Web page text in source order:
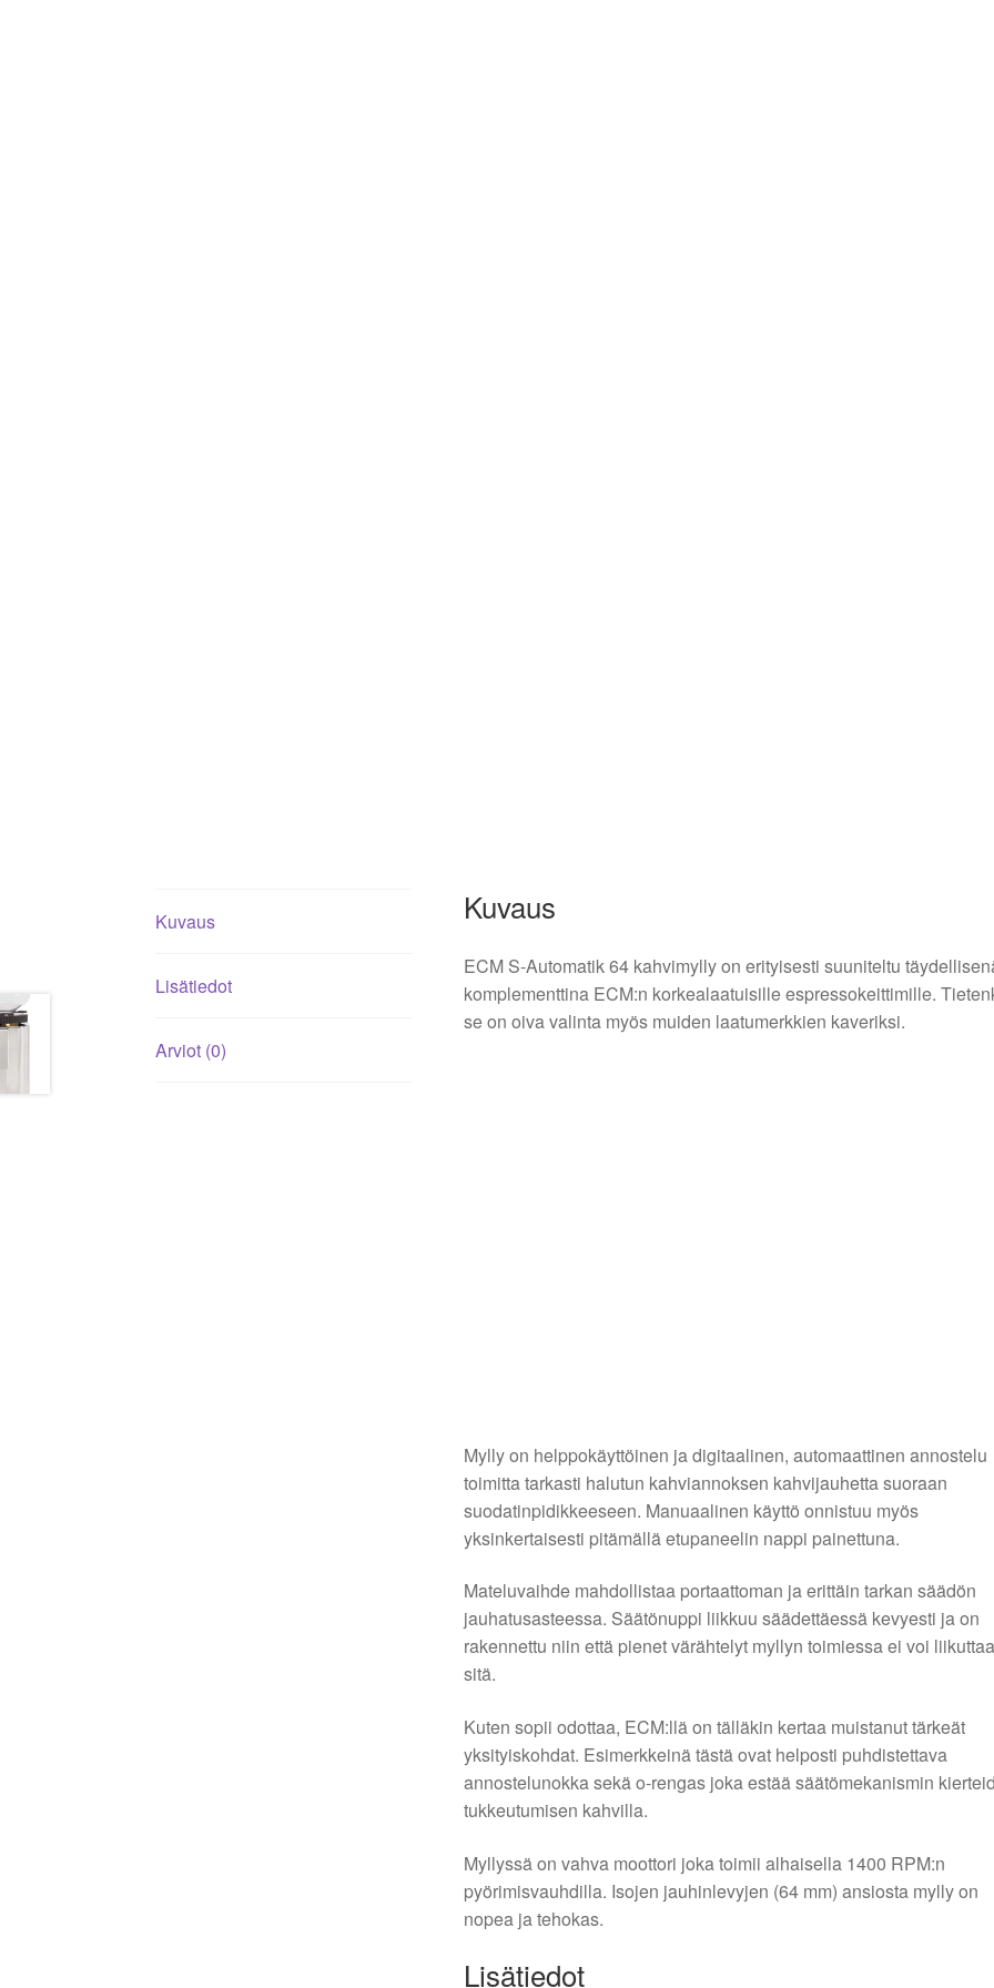
Kuvaus
Lisätiedot
Arviot (0)
Kuvaus
ECM S-Automatik 64 kahvimylly on erityisesti suuniteltu
komplementtina ECM:n korkealaatuisille espressokeittimille.
se on oiva valinta myös muiden laatumerkkien kaveriksi.
Mylly on helppokäyttöinen ja digitaalinen, automaattinen annostelu
toimitta tarkasti halutun kahviannoksen kahvijauhetta suoraan
suodatinpidikkeeseen. Manuaalinen käyttö onnistuu myös
yksinkertaisesti pitämällä etupaneelin nappi painettuna.
Mateluvaihde mahdollistaa portaattoman ja erittäin tarkan säädön
jauhatusasteessa. Säätönuppi liikkuu säädettäessä kevyesti ja on
rakennettu niin että pienet värähtelyt myllyn toimiessa ei voi liikuttaa
sitä.
Kuten sopii odottaa, ECM:llä on tälläkin kertaa muistanut tärkeät
yksityiskohdat. Esimerkkeinä tästä ovat helposti puhdistettava
annostelunokka sekä o-rengas joka estää säätömekanismin
tukkeutumisen kahvilla.
Myllyssä on vahva moottori joka toimii alhaisella 1400 RPM:n
pyörimisvauhdilla. Isojen jauhinlevyjen (64 mm) ansiosta mylly on
nopea ja tehokas.
Lisätiedot